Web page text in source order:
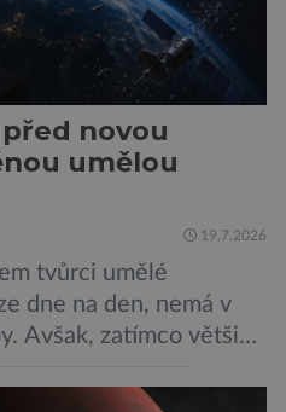
novou
umělou
19.7.2026
tvůrci umělé
dne na den, nemá v
Avšak, zatímco většina
automatizaci práce,